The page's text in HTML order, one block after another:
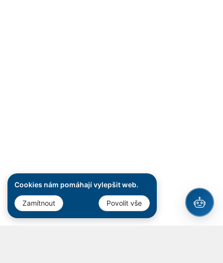
Cookies nám pomáhají vylepšit web.
Zamítnout Povolit vše